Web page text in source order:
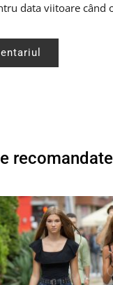
data viitoare când
recomandate